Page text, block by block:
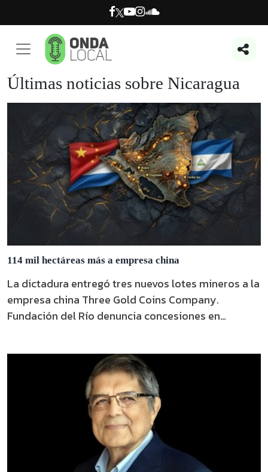
Últimas noticias sobre Nicaragua
114 mil hectáreas más a empresa china
La dictadura entregó tres nuevos lotes mineros a la
empresa china Three Gold Coins Company.
Fundación del Río denuncia concesiones en